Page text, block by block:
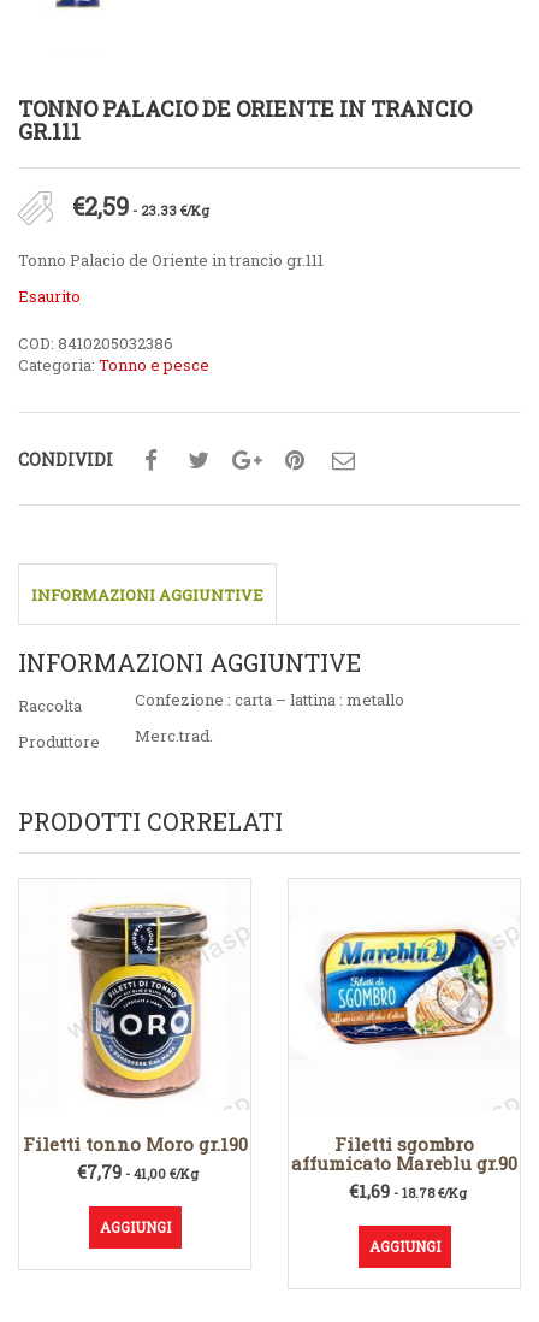
TONNO PALACIO DE ORIENTE IN TRANCIO
GR.111
€2,59 - 23.33 €/Kg
Tonno Palacio de Oriente in trancio gr.111
Esaurito
COD: 8410205032386
Categoria: Tonno e pesce
CONDIVIDI
INFORMAZIONI AGGIUNTIVE
INFORMAZIONI AGGIUNTIVE
Raccolta
Confezione : carta – lattina : metallo
Produttore
Merc.trad.
PRODOTTI CORRELATI
Filetti tonno Moro gr.190
€7,79 - 41,00 €/Kg
AGGIUNGI
Filetti sgombro
affumicato Mareblu gr.90
€1,69- 18.78 €/Kg
AGGIUNGI